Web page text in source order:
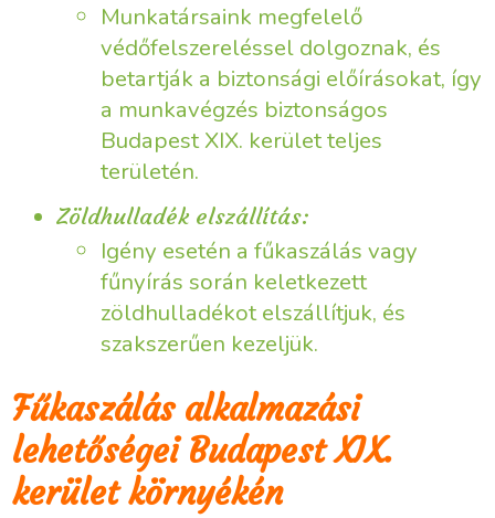
Munkatársaink megfelelő
védőfelszereléssel dolgoznak, és
betartják a biztonsági előírásokat, így
a munkavégzés biztonságos
Budapest XIX. kerület teljes
területén.
Zöldhulladék elszállítás:
Igény esetén a fűkaszálás vagy
fűnyírás során keletkezett
zöldhulladékot elszállítjuk, és
szakszerűen kezeljük.
Fűkaszálás alkalmazási
lehetőségei Budapest XIX.
kerület környékén